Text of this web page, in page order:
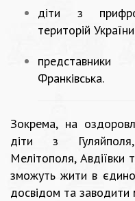
діти з
територій
Франківська.
Зокрема, на
діти з Гуляйполя,
Мелітополя, Авдіївки
зможуть жити в
досвідом та заводити